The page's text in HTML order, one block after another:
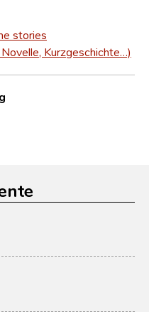
stories
Kurzgeschichte…)